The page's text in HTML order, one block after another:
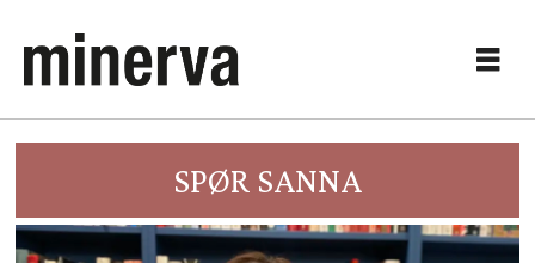
SPØR SANNA